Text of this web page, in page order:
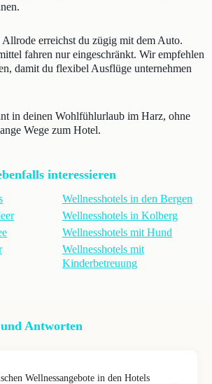
erreichst du zügig mit dem Auto.
fahren nur eingeschränkt. Wir empfehlen
damit du flexibel Ausflüge unternehmen
in deinen Wohlfühlurlaub im Harz, ohne
Wege zum Hotel.
interessieren
Wellnesshotels in den Bergen
Wellnesshotels in Kolberg
Wellnesshotels mit Hund
Wellnesshotels mit
Kinderbetreuung
Antworten
Wellnessangebote in den Hotels